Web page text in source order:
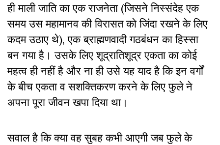
ही माली जाति का एक राजनेता (जिसने निस्संदेह एक
समय उस महामानव की विरासत को जिंदा रखने के लिए
कदम उठाए थे), एक ब्राह्मणवादी गठबंधन का हिस्सा
बन गया है। उसके लिए शूद्रातिशूद्र एकता का कोई
महत्व ही नहीं है और ना ही उसे यह याद है कि इन वर्गों
के बीच एकता व सशक्तिकरण करने के लिए फुले ने
अपना पूरा जीवन खपा दिया था।
सवाल है कि क्या वह सुबह कभी आएगी जब फुले के